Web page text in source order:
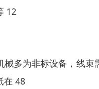
12
械多为非标设备，线
在 48